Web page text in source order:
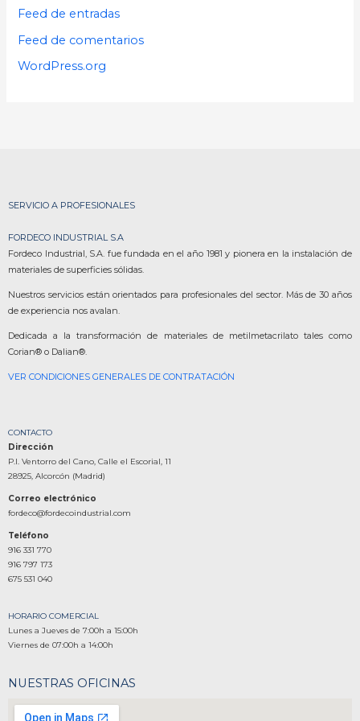
Feed de entradas
Feed de comentarios
WordPress.org
SERVICIO A PROFESIONALES
FORDECO INDUSTRIAL S.A
Fordeco Industrial, S.A. fue fundada en el año 1981 y pionera en la instalación de
materiales de superficies sólidas.
Nuestros servicios están orientados para profesionales del sector. Más de 30 años
de experiencia nos avalan.
Dedicada a la transformación de materiales de metilmetacrilato tales como
Corian® o Dalian®.
VER CONDICIONES GENERALES DE CONTRATACIÓN
CONTACTO
Dirección
P.I. Ventorro del Cano, Calle el Escorial, 11
28925, Alcorcón (Madrid)
Correo electrónico
fordeco@fordecoindustrial.com
Teléfono
916 331 770
916 797 173
675 531 040
HORARIO COMERCIAL
Lunes a Jueves de 7:00h a 15:00h
Viernes de 07:00h a 14:00h
NUESTRAS OFICINAS